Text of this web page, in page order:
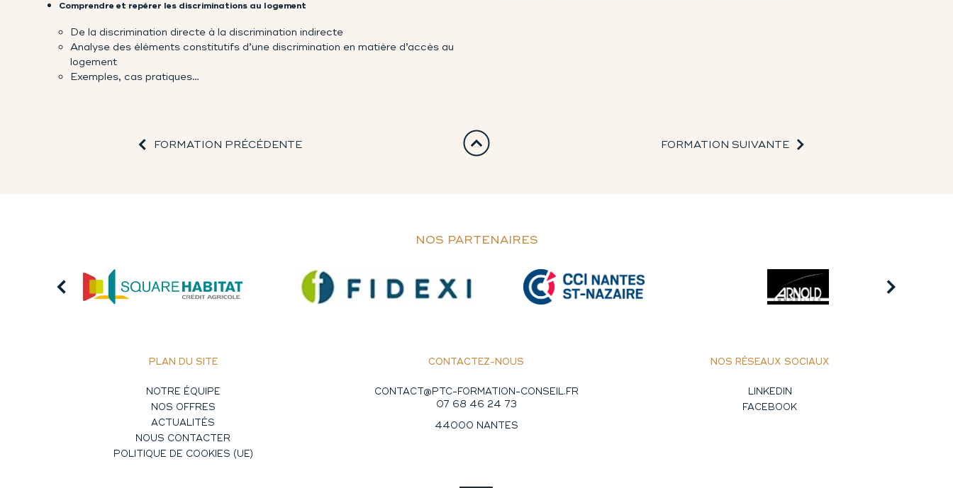
Comprendre et repérer les discriminations au logement
De la discrimination directe à la discrimination indirecte
Analyse des éléments constitutifs d’une discrimination en matière d’accès au
logement
Exemples, cas pratiques…
FORMATION PRÉCÉDENTE FORMATION SUIVANTE
NOS PARTENAIRES
PLAN DU SITE
NOTRE ÉQUIPE
NOS OFFRES
ACTUALITÉS
NOUS CONTACTER
POLITIQUE DE COOKIES (UE)
CONTACTEZ-NOUS
CONTACT@PTC-FORMATION-CONSEIL.FR
07 68 46 24 73
44000 NANTES
NOS RÉSEAUX SOCIAUX
LINKEDIN
FACEBOOK